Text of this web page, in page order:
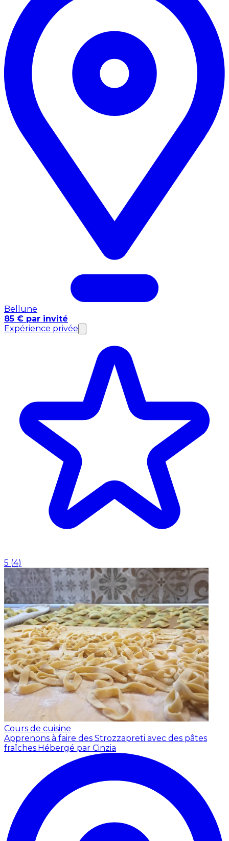
Bellune
85 € par invité
Expérience privée
5 (4)
Cours de cuisine
Apprenons à faire des Strozzapreti avec des pâtes
fraîches.Hébergé par Cinzia